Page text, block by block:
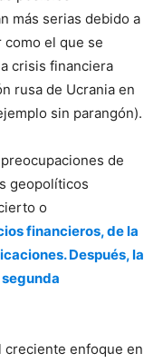
más serias debido a
el que se
crisis financiera
rusa de Ucrania en
sin parangón).
de
geopolíticos
o
financieros, de la
Después, la
creciente enfoque en